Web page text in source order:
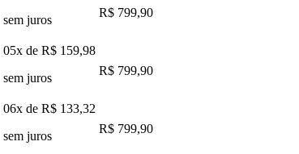
sem juros
R$ 799,90
05x de R$ 159,98
sem juros
R$ 799,90
06x de R$ 133,32
sem juros
R$ 799,90